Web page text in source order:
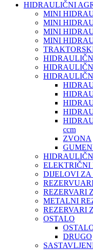
HIDRAULIČNI
MINI
MINI
MINI
MINI
ccm
ZVONA
ELEKTRIČNI
DIJELOVI ZA
REZERVARI
METALNI
REZERVARI
OSTALO
DRUGO